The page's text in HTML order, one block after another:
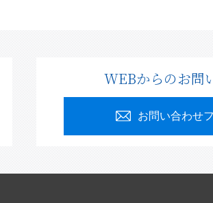
WEBからのお問
お問い合わせ